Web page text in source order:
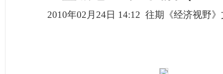
2010年02月24日 14:12 往期《经济视野